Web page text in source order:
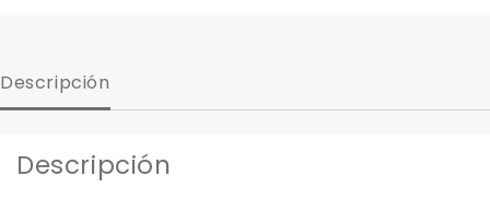
Descripción
Descripción